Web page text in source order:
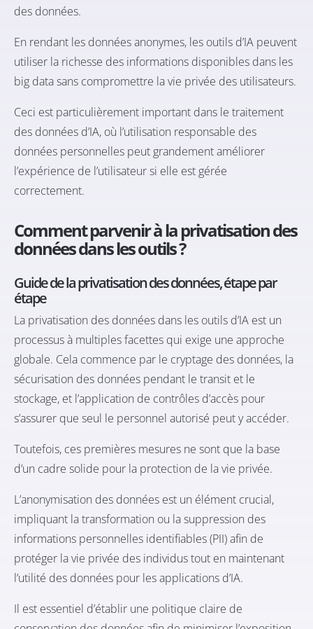
des données.
En rendant les données anonymes, les outils d’IA peuvent
utiliser la richesse des informations disponibles dans les
big data sans compromettre la vie privée des utilisateurs.
Ceci est particulièrement important dans le traitement
des données d’IA, où l’utilisation responsable des
données personnelles peut grandement améliorer
l’expérience de l’utilisateur si elle est gérée
correctement.
Comment parvenir à la privatisation des
données dansles outils ?
Guide de la privatisation des données, étape par
étape
La privatisation des données dans les outils d’IA est un
processus à multiples facettes qui exige une approche
globale. Cela commence par le cryptage des données, la
sécurisation des données pendant le transit et le
stockage, et l’application de contrôles d’accès pour
s’assurer que seul le personnel autorisé peut y accéder.
Toutefois, ces premières mesures ne sont que la base
d’un cadre solide pour la protection de la vie privée.
L’anonymisation des données est un élément crucial,
impliquant la transformation ou la suppression des
informations personnelles identifiables(PII) afin de
protéger la vie privée des individus tout en maintenant
l’utilité des données pour les applications d’IA.
Il est essentiel d’établir une politique claire de